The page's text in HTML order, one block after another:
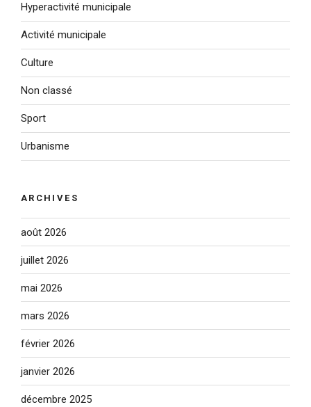
Hyperactivité municipale
Activité municipale
Culture
Non classé
Sport
Urbanisme
ARCHIVES
août 2026
juillet 2026
mai 2026
mars 2026
février 2026
janvier 2026
décembre 2025